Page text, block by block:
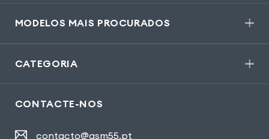
MODELOS MAIS PROCURADOS
CATEGORIA
CONTACTE-NOS
contacto@gsm55.pt